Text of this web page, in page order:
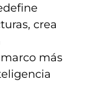
crea
más